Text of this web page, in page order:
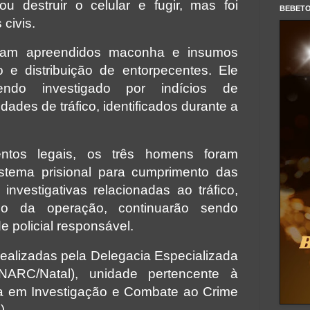
destruir o celular e fugir, mas foi
civis.
apreendidos maconha e insumos
e distribuição de entorpecentes. Ele
investigado por indícios de
de tráfico, identificados durante a
legais, os três homens foram
prisional para cumprimento das
relacionadas ao tráfico,
da operação, continuarão sendo
policial responsável.
pela Delegacia Especializada
Natal), unidade pertencente à
em Investigação e Combate ao Crime